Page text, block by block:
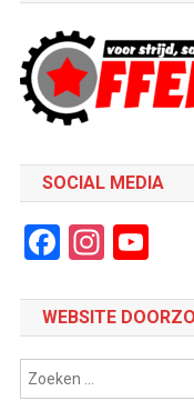
SOCIAL MEDIA
Facebook
WEBSITE